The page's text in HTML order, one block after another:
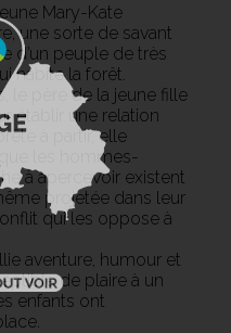
Mary-Kate
une sorte de savant
d’un peuple de très
habite la forêt.
le père de la jeune fille
établir une relation
à partir, elle
les hommes-
à apercevoir existent
projetée dans leur
qui les oppose à
aventure, humour et
de plaire à un
enfants ont